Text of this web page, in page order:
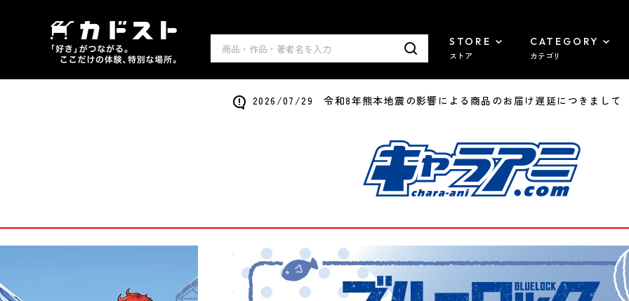
STORE
ストア
CATEGORY
カテゴリ
2026/07/29 令和8年熊本地震の影響による商品のお届け遅延につきまして